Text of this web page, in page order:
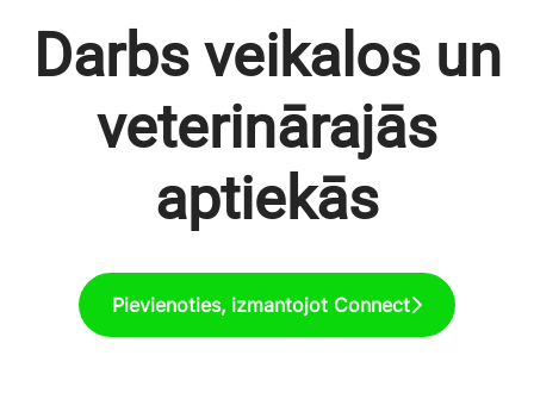
Darbs veikalos un
veterinārajās
aptiekās
Pievienoties, izmantojot Connect